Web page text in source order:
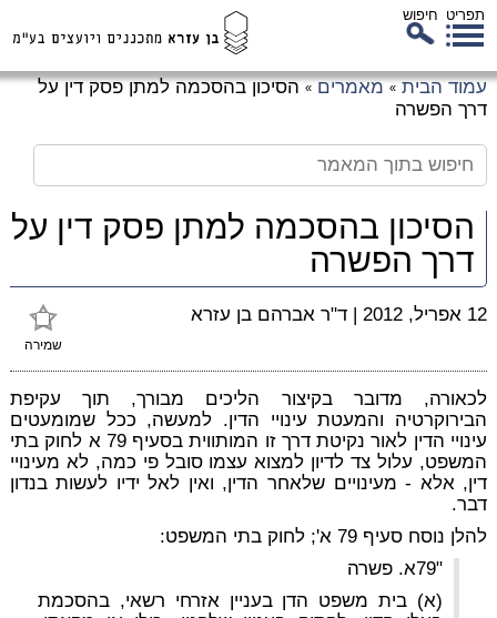
תפריט חיפוש
עמוד הבית » מאמרים » הסיכון בהסכמה למתן פסק דין על
דרך הפשרה
הסיכון בהסכמה למתן פסק דין על
דרך הפשרה
שמירה
12 אפריל, 2012 | ד"ר אברהם בן עזרא
לכאורה, מדובר בקיצור הליכים מבורך, תוך עקיפת
הבירוקרטיה והמעטת עינויי הדין. למעשה, ככל שמומעטים
עינויי הדין לאור נקיטת דרך זו המותווית בסעיף 79 א לחוק בתי
המשפט, עלול צד לדיון למצוא עצמו סובל פי כמה, לא מעינויי
דין, אלא - מעינויים שלאחר הדין, ואין לאל ידיו לעשות בנדון
דבר.
להלן נוסח סעיף 79 א'; לחוק בתי המשפט:
"79א. פשרה
(א) בית משפט הדן בעניין אזרחי רשאי, בהסכמת